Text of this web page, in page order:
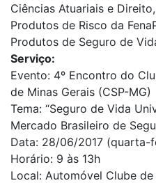
Ciências Atuariais e
Produtos de Risco da
Produtos de Seguro de
Serviço:
Evento: 4º Encontro do
de Minas Gerais (CSP-MG)
Tema: “Seguro de Vida
Mercado Brasileiro de
Data: 28/06/2017 (quarta-
Horário: 9 às 13h
Local: Automóvel Clube de